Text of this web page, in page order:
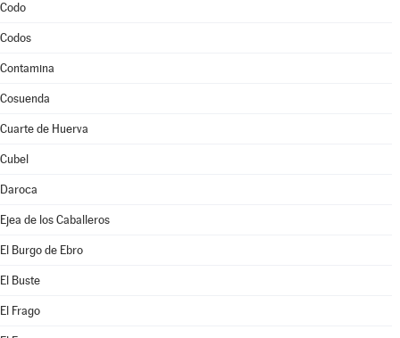
Codo
Codos
Contamina
Cosuenda
Cuarte de Huerva
Cubel
Daroca
Ejea de los Caballeros
El Burgo de Ebro
El Buste
El Frago